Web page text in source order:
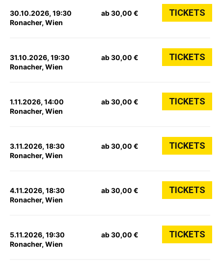
30.10.2026, 19:30
Ronacher, Wien
ab 30,00 € TICKETS
31.10.2026, 19:30
Ronacher, Wien
ab 30,00 € TICKETS
1.11.2026, 14:00
Ronacher, Wien
ab 30,00 € TICKETS
3.11.2026, 18:30
Ronacher, Wien
ab 30,00 € TICKETS
4.11.2026, 18:30
Ronacher, Wien
ab 30,00 € TICKETS
5.11.2026, 19:30
Ronacher, Wien
ab 30,00 € TICKETS